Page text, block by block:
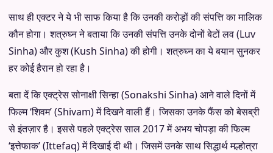
साथ ही एक्टर ने ये भी साफ किया है कि उनकी करोड़ों की संपत्ति का मालिक
कौन होगा। शत्रुघ्न ने बताया कि उनकी संपत्ति उनके दोनों बेटों लव (Luv
Sinha) और कुश (Kush Sinha) की होगी। शत्रुघ्न का ये बयान सुनकर
हर कोई हैरान हो रहा है।
बता दें कि एक्ट्रेस सोनाक्षी सिन्हा (Sonakshi Sinha) आने वाले दिनों में
फिल्म ‘शिवम’ (Shivam) में दिखने वाली हैं। जिसका उनके फैंस को बेसब्री
से इंतज़ार है। इससे पहले एक्ट्रेस साल 2017 में अभय चोपड़ा की फिल्म
‘इत्तेफाक’ (Ittefaq) में दिखाई दी थी। जिसमें उनके साथ सिद्धार्थ मल्होत्रा